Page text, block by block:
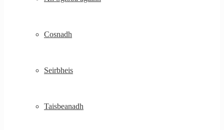
Cosnadh
Seirbheis
Taisbeanadh